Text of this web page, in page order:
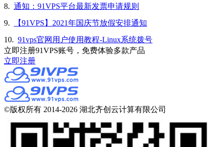
8. 通知：91VPS平台最新发票申请规则
9.
【91VPS】2021年国庆节放假安排通知
10. 91vps官网用户使用教程-Linux系统拨号
立即注册91VPS账号，免费体验多款产品
立即注册
©版权所有 2014-2026 湖北齐创云计算有限公司